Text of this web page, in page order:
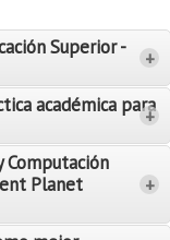
Superior -
+
académica para
+
Computación
Planet
+